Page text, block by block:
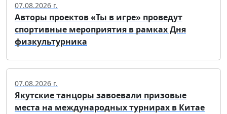
07.08.2026 г.
Авторы проектов «Ты в игре» проведут
спортивные мероприятия в рамках Дня
физкультурника
07.08.2026 г.
Якутские танцоры завоевали призовые
места на международных турнирах в Китае